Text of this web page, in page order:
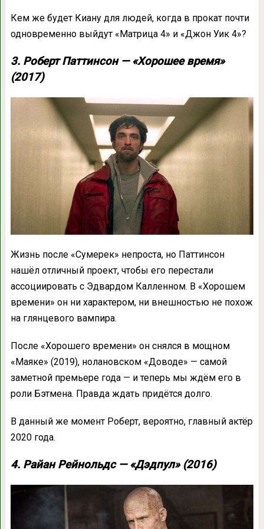
Кем же будет Киану для людей, когда в прокат почти
одновременно выйдут «Матрица 4» и «Джон Уик 4»?
3. Роберт Паттинсон — «Хорошее время»
(2017)
Жизнь после «Сумерек» непроста, но Паттинсон
нашёл отличный проект, чтобы его перестали
ассоциировать с Эдвардом Калленном. В «Хорошем
времени» он ни характером, ни внешностью не похож
на глянцевого вампира.
После «Хорошего времени» он снялся в мощном
«Маяке» (2019), нолановском «Доводе» — самой
заметной премьере года — и теперь мы ждём его в
роли Бэтмена. Правда ждать придётся долго.
В данный же момент Роберт, вероятно, главный актёр
2020 года.
4. Райан Рейнольдс — «Дэдпул» (2016)